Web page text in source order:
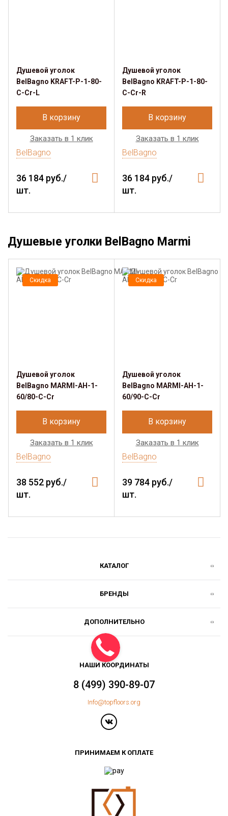
Душевой уголок
BelBagno KRAFT-P-1-80-
C-Cr-L
В корзину
Заказать в 1 клик
BelBagno
36 184 руб./
шт.
Душевой уголок
BelBagno KRAFT-P-1-80-
C-Cr-R
В корзину
Заказать в 1 клик
BelBagno
36 184 руб./
шт.
Душевые уголки BelBagno Marmi
Скидка
Душевой уголок
BelBagno MARMI-AH-1-
60/80-C-Cr
В корзину
Заказать в 1 клик
BelBagno
38 552 руб./
шт.
Скидка
Душевой уголок
BelBagno MARMI-AH-1-
60/90-C-Cr
В корзину
Заказать в 1 клик
BelBagno
39 784 руб./
шт.
КАТАЛОГ
БРЕНДЫ
ДОПОЛНИТЕЛЬНО
НАШИ КООРДИНАТЫ
8 (499) 390-89-07
Info@topfloors.org
ПРИНИМАЕМ К ОПЛАТЕ